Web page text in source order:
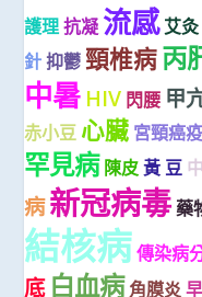
護理 抗凝 流感 艾灸
針 抑鬱 頸椎病丙
中暑 HIV 閃腰 甲
赤小豆 心臟 宮頸癌
罕見病 陳皮 黃 豆
病新冠病毒 藥
結核病 傳染病
底 白血病 角膜炎